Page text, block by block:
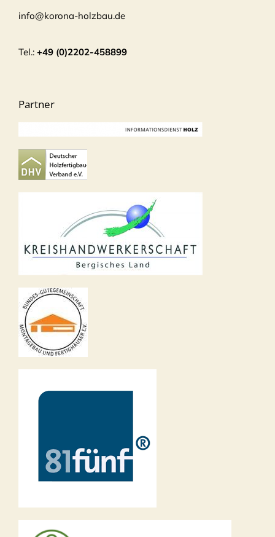
info@korona-holzbau.de
Tel.: +49 (0)2202-458899
Partner